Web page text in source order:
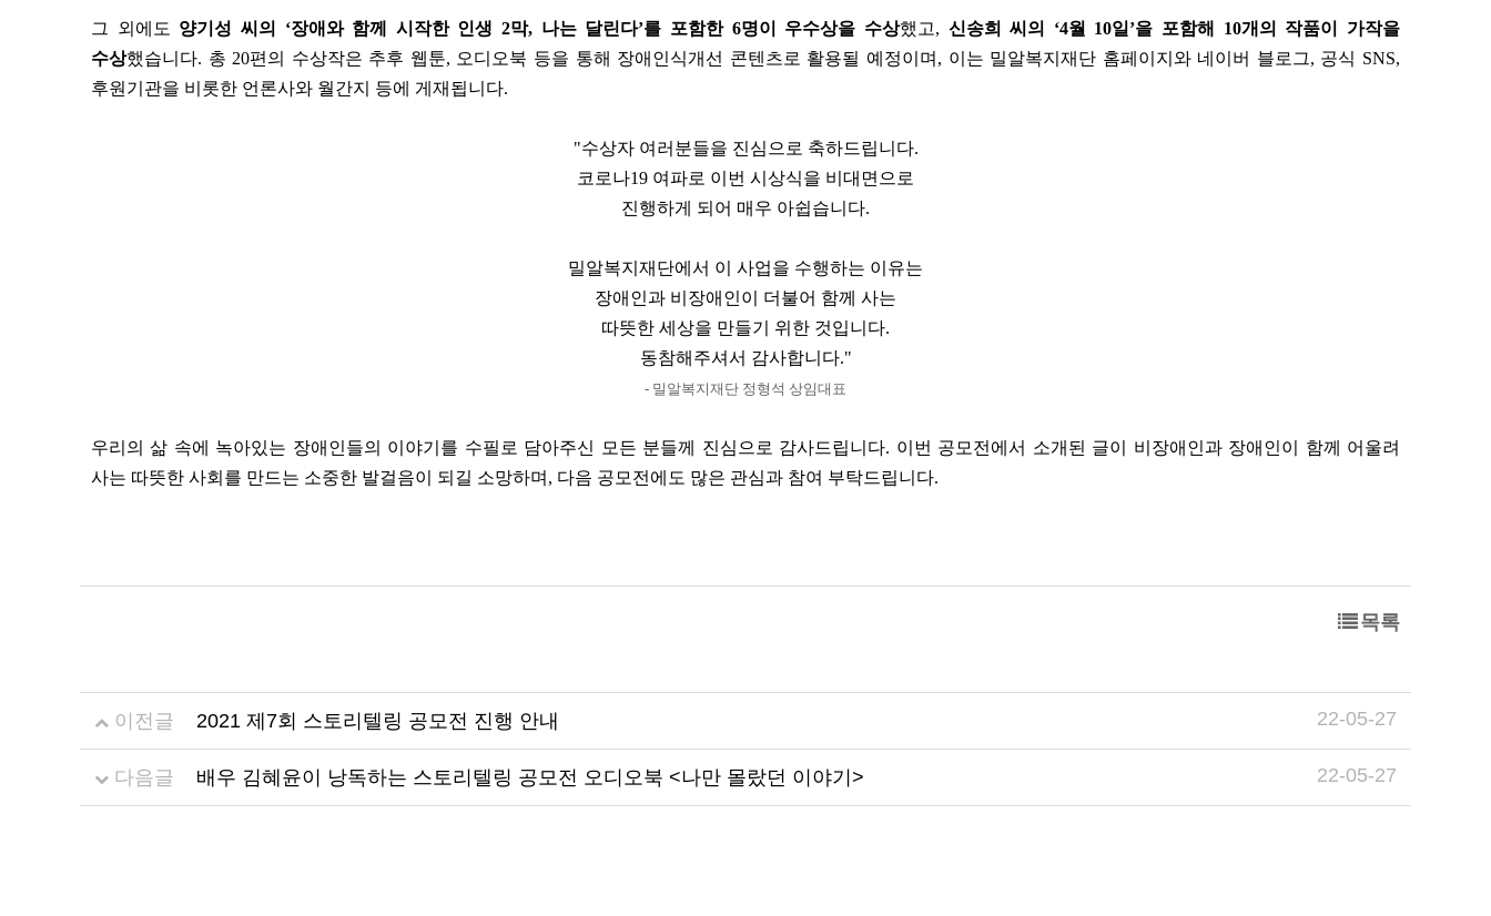
그 외에도 양기성 씨의 ‘장애와 함께 시작한 인생 2막, 나는 달린다’를 포함한 6명이 우수상을 수상했고, 신송희 씨의 ‘4월 10일’을 포함해 10개의 작품이 가작을
수상했습니다. 총 20편의 수상작은 추후 웹툰, 오디오북 등을 통해 장애인식개선 콘텐츠로 활용될 예정이며, 이는 밀알복지재단 홈페이지와 네이버 블로그, 공식 SNS,
후원기관을 비롯한 언론사와 월간지 등에 게재됩니다.
"수상자 여러분들을 진심으로 축하드립니다.
코로나19 여파로 이번 시상식을 비대면으로
진행하게 되어 매우 아쉽습니다.
밀알복지재단에서 이 사업을 수행하는 이유는
장애인과 비장애인이 더불어 함께 사는
따뜻한 세상을 만들기 위한 것입니다.
동참해주셔서 감사합니다."
- 밀알복지재단 정형석 상임대표
우리의 삶 속에 녹아있는 장애인들의 이야기를 수필로 담아주신 모든 분들께 진심으로 감사드립니다. 이번 공모전에서 소개된 글이 비장애인과 장애인이 함께 어울려
사는 따뜻한 사회를 만드는 소중한 발걸음이 되길 소망하며, 다음 공모전에도 많은 관심과 참여 부탁드립니다.
목록
이전글 2021 제7회 스토리텔링 공모전 진행 안내 22-05-27
다음글 배우 김혜윤이 낭독하는 스토리텔링 공모전 오디오북 <나만 몰랐던 이야기> 22-05-27